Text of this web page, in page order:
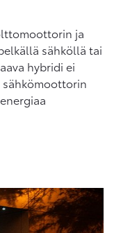
ja
sähköllä tai
hybridi ei